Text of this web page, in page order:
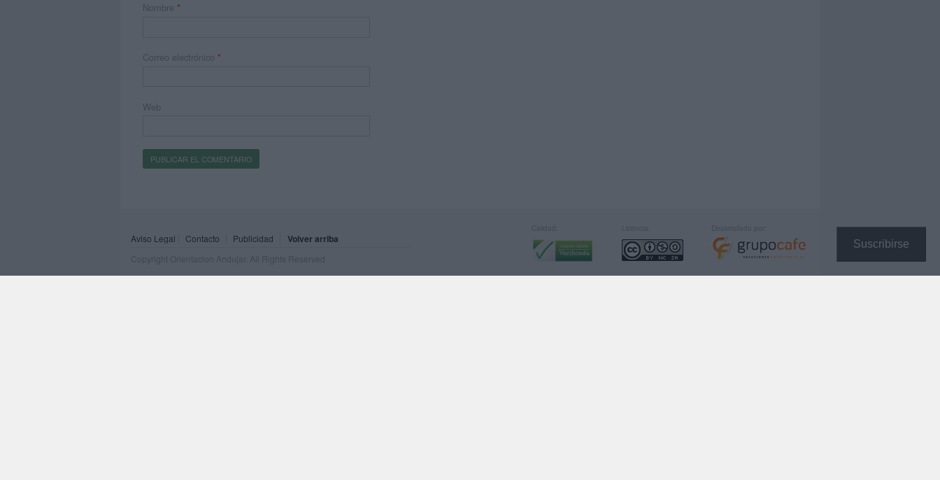
Suscribirse
Nombre *
Correo electrónico *
Web
Aviso Legal Contacto Publicidad Volver arriba